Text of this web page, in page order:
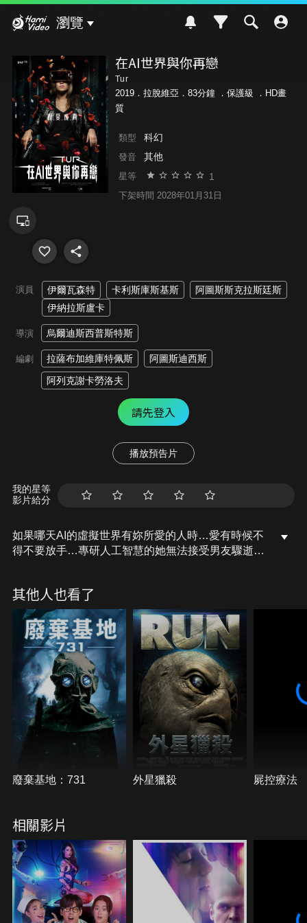
瀏覽
在AI世界與你再戀
Tur
2019．拉脫維亞．83分鐘 ． 保護級
．HD畫
質
類型 科幻
發音 其他
星等 1
下架時間 2028年01月31日
演員 伊爾瓦森特 卡利斯庫斯基斯
阿圖斯斯克拉斯廷斯
伊納拉斯盧卡
導演 烏爾迪斯西普斯特斯
編劇 拉薩布加維庫特佩斯
阿圖斯迪西斯
阿列克謝卡勞洛夫
請先登入
播放預告片
我的星等
影片給分
如果哪天AI的虛擬世界有妳所愛的人時…愛有時候不
得不要放手…專研人工智慧的她無法接受男友驟逝，
永恆之愛中，然而，愛上她的資安專家是要採取行動
讓公司順利上市或是拯救她回到現實世界？
其他人也看了
廢棄基地：731 外星獵殺 屍控療法
相關影片